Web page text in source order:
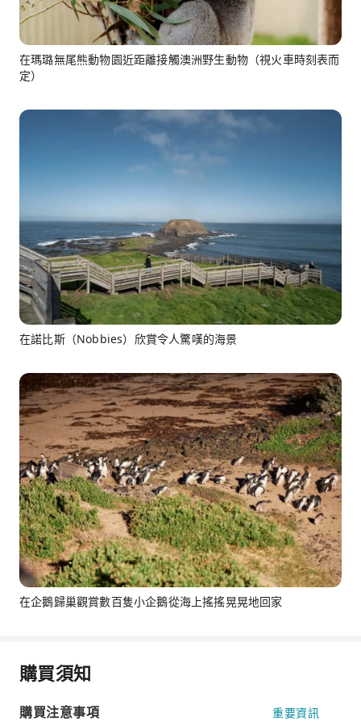
在瑪璐無尾熊動物園近距離接觸澳洲野生動物（視火車時刻表而
定）
在諾比斯（Nobbies）欣賞令人驚嘆的海景
在企鵝歸巢觀賞數百隻小企鵝從海上搖搖晃晃地回家
購買須知
購買注意事項 重要資訊